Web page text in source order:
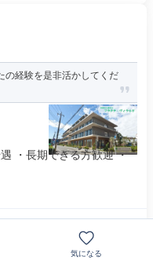
の経験を是非活かしてくだ
・長期できる方歓迎 ・
気になる
気になる